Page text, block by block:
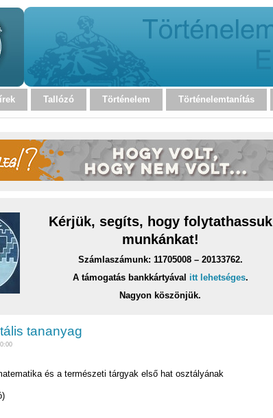
Tallózó Történelem Történelemtanítás
Kérjük, segíts, hogy folytathassuk
munkánkat!
Számlaszámunk: 11705008 – 20133762.
A támogatás bankkártyával itt lehetséges.
Nagyon köszönjük.
tananyag
és a természeti tárgyak első hat osztályának